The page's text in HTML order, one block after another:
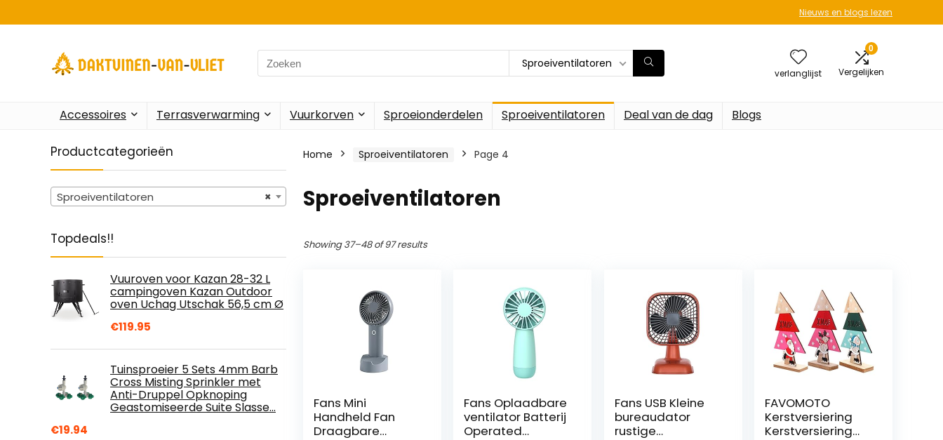
Nieuws en blogs lezen
Search
for:
Sproeiventilatoren
verlanglijst
0
Vergelijken
Accessoires Terrasverwarming Vuurkorven Sproeionderdelen Sproeiventilatoren Deal van de dag Blogs
Productcategorieën
×
Sproeiventilatoren
Topdeals!!
Vuuroven voor Kazan 28-32 L
campingoven Kazan Outdoor
oven Uchag Utschak 56,5 cm Ø
€119.95
Tuinsproeier 5 Sets 4mm Barb
Cross Misting Sprinkler met
Anti-Druppel Opknoping
Geastomiseerde Suite Slasse…
€19.94
Home Sproeiventilatoren Page 4
Sproeiventilatoren
Showing 37–48 of 97 results
Fans Mini
Handheld Fan
Draagbare
Fans Oplaadbare
ventilator Batterij
Operated
Fans USB Kleine
bureaudator
rustige
FAVOMOTO
Kerstversiering
Kerstversiering